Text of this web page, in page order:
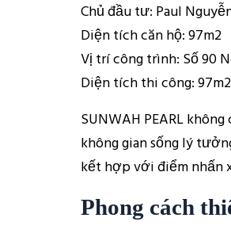
Chủ đầu tư: Paul
Diện tích căn hộ: 97m2
Vị trí công trình: Số 90
Diện tích thi công: 97m2
SUNWAH PEARL
không gian sống lý
kết hợp với điểm nhấn
Phong cách